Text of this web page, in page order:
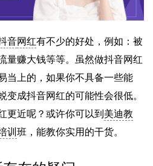
音网红有不少的好处，例如：被
量赚大钱等等。虽然做抖音网红
当上的，如果你不具备一些能
变成抖音网红的可能性会很低。
更近呢？或许你可以到 美迪教
训 班，能教你实用的干货。